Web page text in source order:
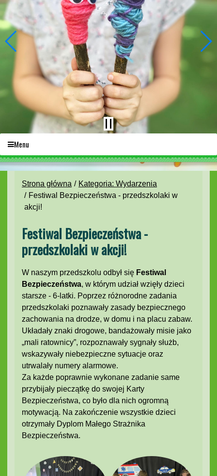
Menu
Strona główna
Kategoria: Wydarzenia
Festiwal Bezpieczeństwa - przedszkolaki w
akcji!
Festiwal Bezpieczeństwa -
przedszkolaki w akcji!
W naszym przedszkolu odbył się Festiwal
Bezpieczeństwa, w którym udział wzięły dzieci
starsze - 6-latki. Poprzez różnorodne zadania
przedszkolaki poznawały zasady bezpiecznego
zachowania na drodze, w domu i na placu zabaw.
Układały znaki drogowe, bandażowały misie jako
„mali ratownicy”, rozpoznawały sygnały służb,
wskazywały niebezpieczne sytuacje oraz
utrwalały numery alarmowe.
Za każde poprawnie wykonane zadanie same
przybijały pieczątkę do swojej Karty
Bezpieczeństwa, co było dla nich ogromną
motywacją. Na zakończenie wszystkie dzieci
otrzymały Dyplom Małego Strażnika
Bezpieczeństwa.